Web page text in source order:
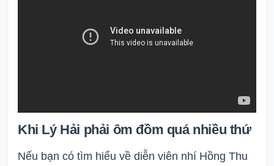
Khi Lý Hải phải ôm đồm quá nhiều thứ
Nếu bạn có tìm hiểu về diễn viên nhí Hồng Thu